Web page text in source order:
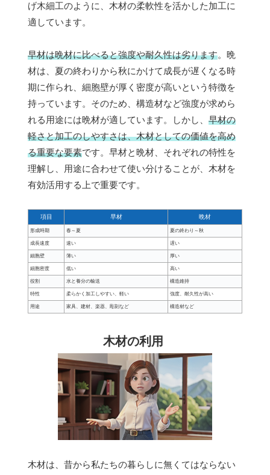
げ木細工のように、木材の柔軟性を活かした加工に
適しています。
早材は晩材に比べると強度や耐久性は劣ります。晩
材は、夏の終わりから秋にかけて成長が遅くなる時
期に作られ、細胞壁が厚く密度が高いという特徴を
持っています。そのため、構造材など強度が求めら
れる用途には晩材が適しています。しかし、 早材の
軽さと加工のしやすさは、木材としての価値を高め
る重要な要素です。早材と晩材、それぞれの特性を
理解し、用途に合わせて使い分けることが、木材を
有効活用する上で重要です。
項目 早材 晩材
形成時期 春～夏 夏の終わり～秋
成長速度 速い 遅い
細胞壁 薄い 厚い
細胞密度 低い 高い
役割 水と養分の輸送 構造維持
特性 柔らかく加工しやすい、軽い 強度、耐久性が高い
用途 家具、建材、楽器、彫刻など 構造材など
木材の利用
木材は、昔から私たちの暮らしに無くてはならない